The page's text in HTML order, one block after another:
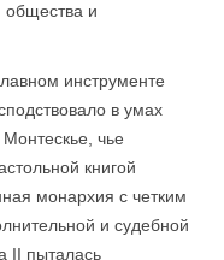
общества и
инструменте
в умах
чье
книгой
монархия с четким
и судебной
II пыталась